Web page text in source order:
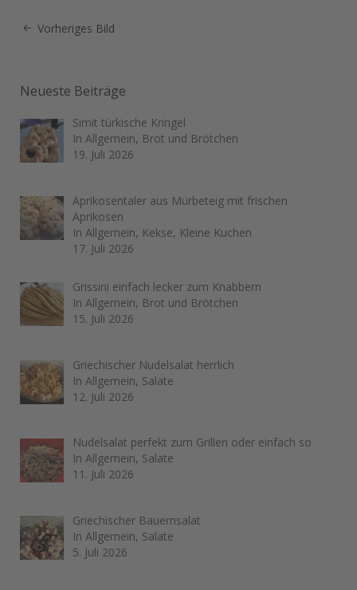
Vorheriges Bild
Neueste Beiträge
Simit türkische Kringel
In Allgemein, Brot und Brötchen
19. Juli 2026
Aprikosentaler aus Mürbeteig mit frischen
Aprikosen
In Allgemein, Kekse, Kleine Kuchen
17. Juli 2026
Grissini einfach lecker zum Knabbern
In Allgemein, Brot und Brötchen
15. Juli 2026
Griechischer Nudelsalat herrlich
In Allgemein, Salate
12. Juli 2026
Nudelsalat perfekt zum Grillen oder einfach so
In Allgemein, Salate
11. Juli 2026
Griechischer Bauernsalat
In Allgemein, Salate
5. Juli 2026